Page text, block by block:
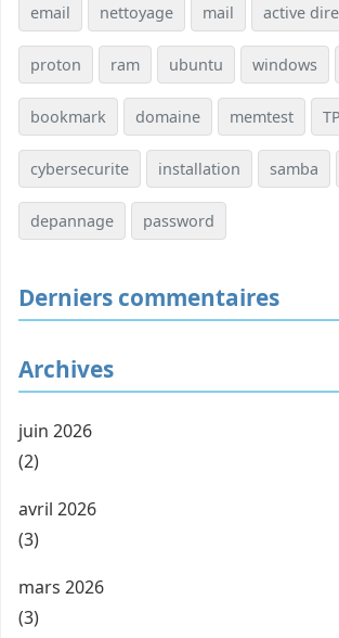
email nettoyage mail active
proton ram ubuntu windows
bookmark domaine memtest
cybersecurite installation samba
depannage password
Derniers commentaires
Archives
juin 2026
(2)
avril 2026
(3)
mars 2026
(3)